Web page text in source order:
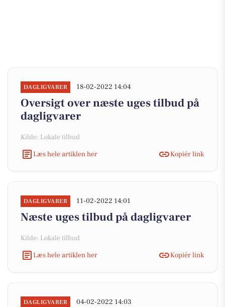
DAGLIGVARER 18-02-2022 14:04
Oversigt over næste uges tilbud på
dagligvarer
Kilde: Lokale tilbud
Læs hele artiklen her
Kopiér link
DAGLIGVARER 11-02-2022 14:01
Næste uges tilbud på dagligvarer
Kilde: Lokale tilbud
Læs hele artiklen her
Kopiér link
DAGLIGVARER 04-02-2022 14:03